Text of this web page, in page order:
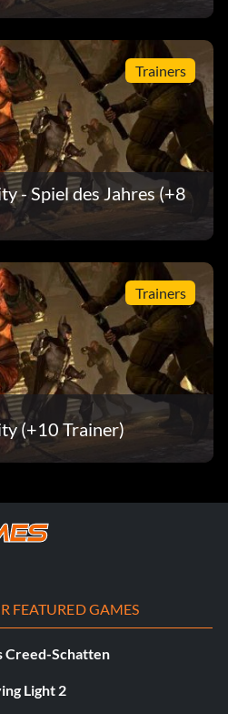
Trainers
- Spiel des Jahres (+8
Trainers
(+10 Trainer)
FEATURED GAMES
Creed-Schatten
Light 2